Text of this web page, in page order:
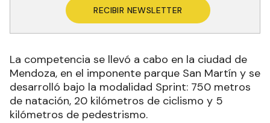
RECIBIR NEWSLETTER
La competencia se llevó a cabo en la ciudad de
Mendoza, en el imponente parque San Martín y se
desarrolló bajo la modalidad Sprint: 750 metros
de natación, 20 kilómetros de ciclismo y 5
kilómetros de pedestrismo.